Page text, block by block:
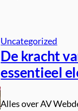
Uncategorized
De kracht
essentieel
Alles over AV